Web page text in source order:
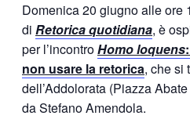
Domenica 20 giugno alle ore
di Retorica quotidiana, è
per l’incontroHomo loquens
non usare la retorica, che si
dell’Addolorata (Piazza
da Stefano Amendola.